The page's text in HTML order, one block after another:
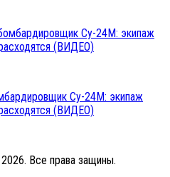
Су-24М: экипаж
(ВИДЕО)
Все права защины.